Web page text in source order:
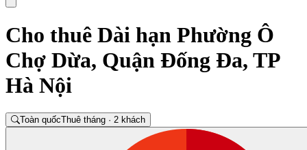
Cho thuê Dài hạn Phường Ô
Chợ Dừa, Quận Đống Đa, TP
Hà Nội
Toàn quốcThuê tháng · 2 khách